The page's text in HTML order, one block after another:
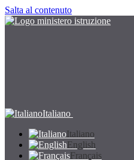
Salta al contenuto
Italiano
Italiano
English
Français